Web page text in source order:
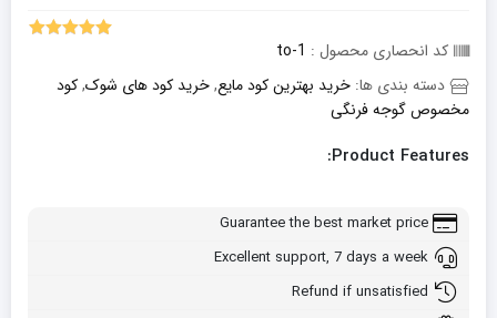
مشتری
کد انحصاری محصول : to-1
دسته بندی ها: خرید بهترین کود مایع,خرید کود های شوک,کود
مخصوص گوجه فرنگی
Product Features:
Guarantee the best market price
Excellent support, 7 days a week
Refund if unsatisfied